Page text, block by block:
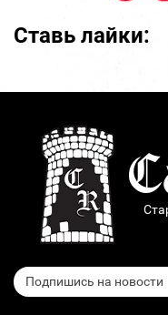
Ставь лайки: